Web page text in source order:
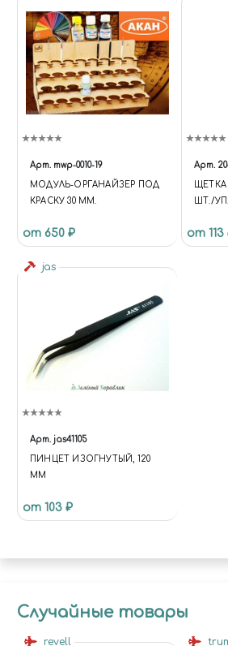
Арт. mwp-0010-19
МОДУЛЬ-ОРГАНАЙЗЕР ПОД
КРАСКУ 30 ММ.
от 650 ₽
Арт.
ЩЕТКА
ШТ./
от 113
jas
Арт. jas41105
ПИНЦЕТ ИЗОГНУТЫЙ, 120
ММ
от 103 ₽
Случайные товары
revell